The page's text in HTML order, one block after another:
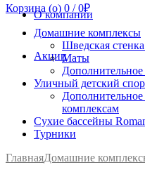
О компании
Акции
Корзина (o) 0 / 0₽
Домашние комплексы
Шведская
Маты
Уличный детский
комплексам
Сухие бассейны
Турники
ГлавнаяДомашние